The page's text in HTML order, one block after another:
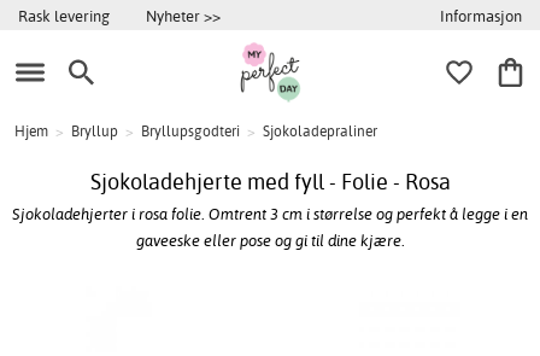
Rask levering Nyheter >> Informasjon
Hjem > Bryllup > Bryllupsgodteri > Sjokoladepraliner
Sjokoladehjerte med fyll - Folie - Rosa
Sjokoladehjerter i rosa folie. Omtrent 3 cm i størrelse og perfekt å legge i en
gaveeske eller pose og gi til dine kjære.